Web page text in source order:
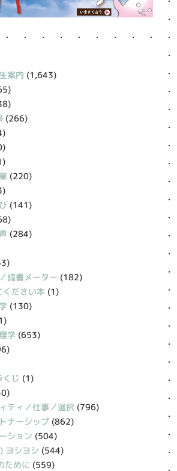
案内 (1,643)
(266)
(220)
(141)
(284)
読書メーター (182)
ください本(1)
(130)
学 (653)
くじ (1)
ティ／仕事／選択 (796)
ナーシップ (862)
ション (504)
ヨシヨシ (544)
ために (559)